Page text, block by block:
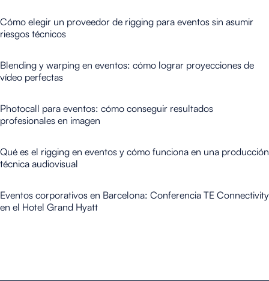
Cómo elegir un proveedor de rigging para eventos sin asumir
riesgos técnicos
Blending y warping en eventos: cómo lograr proyecciones de
vídeo perfectas
Photocall para eventos: cómo conseguir resultados
profesionales en imagen
Qué es el rigging en eventos y cómo funciona en una producción
técnica audiovisual
Eventos corporativos en Barcelona: Conferencia TE Connectivity
en el Hotel Grand Hyatt